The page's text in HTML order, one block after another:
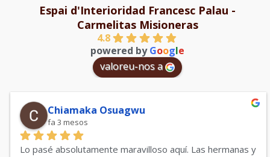
Espai d'Interioridad Francesc Palau -
Carmelitas Misioneras
4.8
powered byGoogle
valoreu-nos a
Chiamaka Osuagwu
fa 3 mesos
Lo pasé absolutamente maravilloso aquí. Las hermanas y